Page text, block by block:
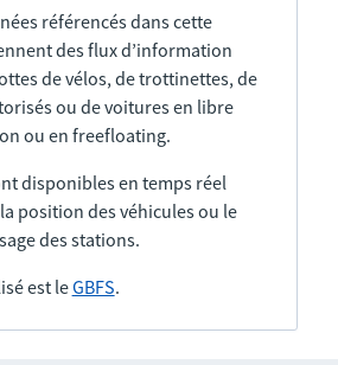
référencés dans cette
des flux d’information
de vélos, de trottinettes, de
ou de voitures en libre
ou en freefloating.
disponibles en temps réel
position des véhicules ou le
des stations.
est leGBFS.